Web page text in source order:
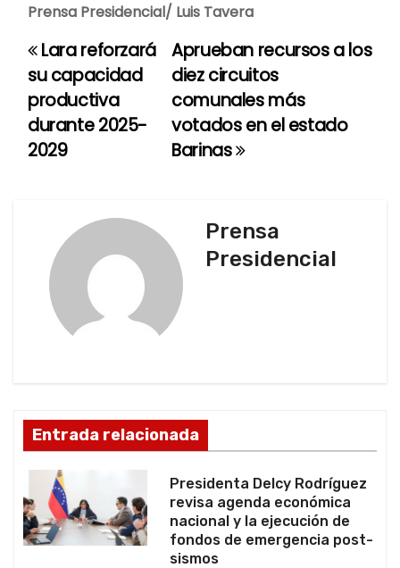
Prensa Presidencial/ Luis Tavera
N
a
v
d
e
e
n
Aprueban recursos a los
diez circuitos
comunales más
votados en el estado
Barinas
Lara reforzará
su capacidad
productiva
durante 2025-
2029
Prensa
Presidencial
Entrada relacionada
Presidenta Delcy Rodríguez
revisa agenda económica
nacional y la ejecución de
fondos de emergencia post-
sismos